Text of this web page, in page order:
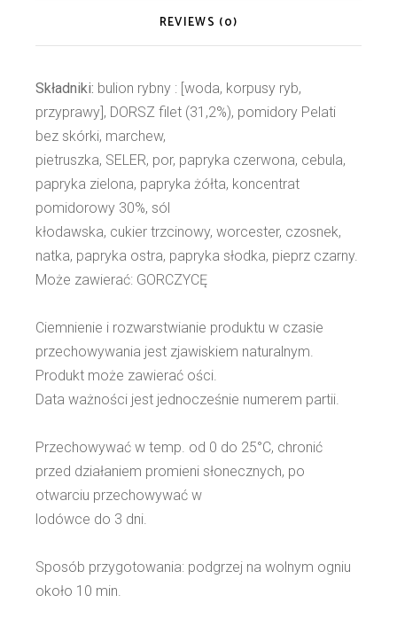
REVIEWS (0)
Składniki: bulion rybny : [woda, korpusy ryb,
przyprawy], DORSZ filet (31,2%), pomidory Pelati
bez skórki, marchew,
pietruszka, SELER, por, papryka czerwona, cebula,
papryka zielona, papryka żółta, koncentrat
pomidorowy 30%, sól
kłodawska, cukier trzcinowy, worcester, czosnek,
natka, papryka ostra, papryka słodka, pieprz czarny.
Może zawierać: GORCZYCĘ
Ciemnienie i rozwarstwianie produktu w czasie
przechowywania jest zjawiskiem naturalnym.
Produkt może zawierać ości.
Data ważności jest jednocześnie numerem partii.
Przechowywać w temp. od 0 do 25°C, chronić
przed działaniem promieni słonecznych, po
otwarciu przechowywać w
lodówce do 3 dni.
Sposób przygotowania: podgrzej na wolnym ogniu
około 10 min.